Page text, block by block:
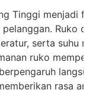
Tinggi menjadi
Ruko
serta suhu
ruko
rasa